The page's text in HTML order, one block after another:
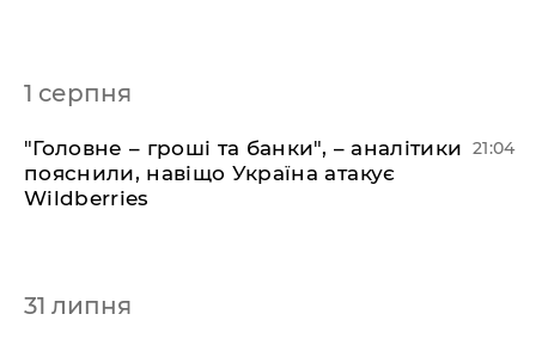
1 серпня
"Головне – гроші та банки", – аналітики
пояснили, навіщо Україна атакує
Wildberries
21:04
31 липня